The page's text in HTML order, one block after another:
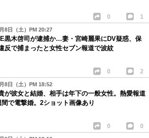
0 1
8日（土）PM 20:27
黒木啓司が逮捕か…妻・宮崎麗果にDV疑惑、保
反で捕まったと女性セブン報道で波紋
0 2
8日（土）PM 18:52
が彼女と結婚、相手は年下の一般女性。熱愛報道
で電撃婚。2ショット画像あり
0 0